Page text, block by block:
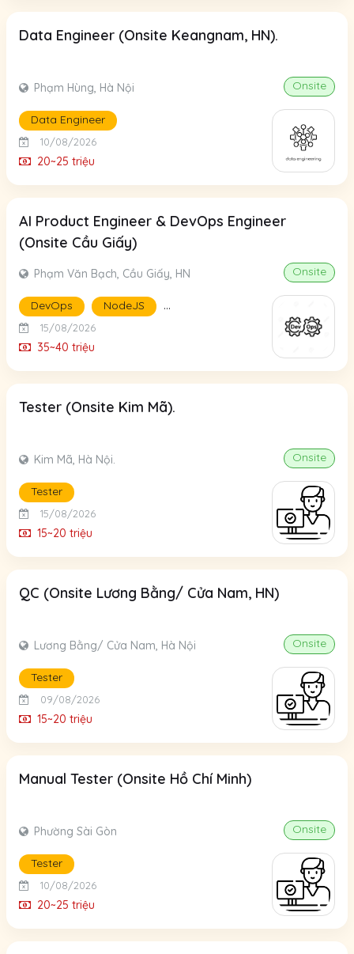
Data Engineer (Onsite Keangnam, HN).
Phạm Hùng, Hà Nội Onsite
Data Engineer
10/08/2026
20~25 triệu
AI Product Engineer & DevOps Engineer
(Onsite Cầu Giấy)
Phạm Văn Bạch, Cầu Giấy, HN Onsite
DevOps NodeJS ...
15/08/2026
35~40 triệu
Tester (Onsite Kim Mã).
Kim Mã, Hà Nội. Onsite
Tester
15/08/2026
15~20 triệu
QC (Onsite Lương Bằng/ Cửa Nam, HN)
Lương Bằng/ Cửa Nam, Hà Nội Onsite
Tester
09/08/2026
15~20 triệu
Manual Tester (Onsite Hồ Chí Minh)
Phường Sài Gòn Onsite
Tester
10/08/2026
20~25 triệu